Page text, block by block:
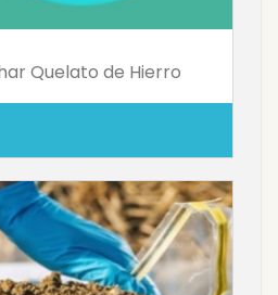
Quelato de Hierro